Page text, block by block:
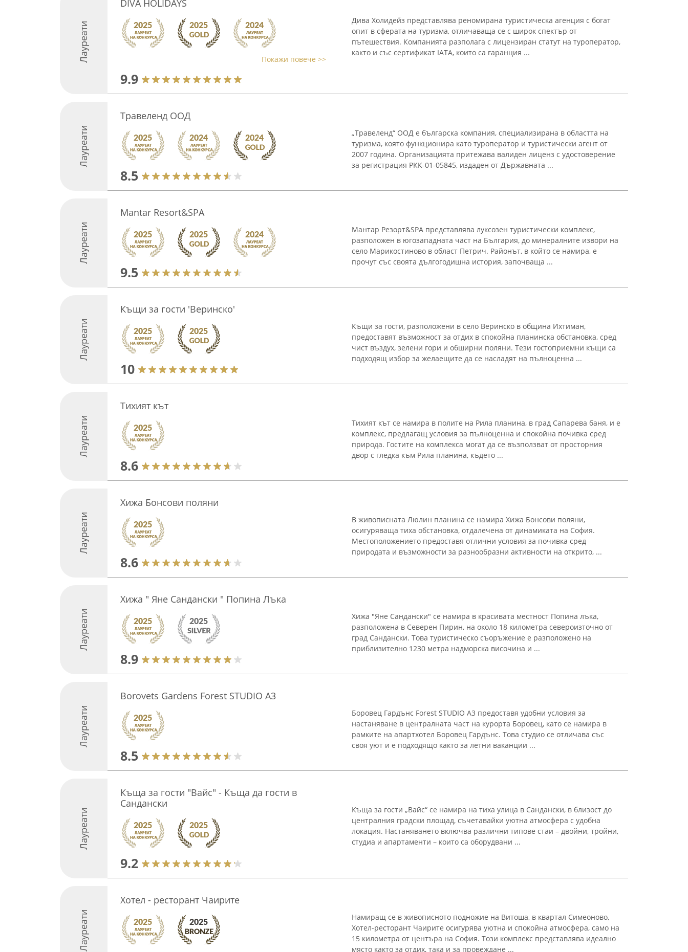
Лауреати
DIVA HOLIDAYS
Покажи повече >>
9.9
Дива Холидейз представлява реномирана туристическа агенция с богат
опит в сферата на туризма, отличаваща се с широк спектър от
пътешествия. Компанията разполага с лицензиран статут на туроператор,
както и със сертификат IATA, които са гаранция ...
Лауреати
Травеленд ООД
8.5
„Травеленд“ ООД е българска компания, специализирана в областта на
туризма, която функционира като туроператор и туристически агент от
2007 година. Организацията притежава валиден лиценз с удостоверение
за регистрация РКК-01-05845, издаден от Държавната ...
Лауреати
Mantar Resort&SPA
9.5
Мантар Резорт&SPA представлява луксозен туристически комплекс,
разположен в югозападната част на България, до минералните извори на
село Марикостиново в област Петрич. Районът, в който се намира, е
прочут със своята дългогодишна история, започваща ...
Лауреати
Къщи за гости 'Веринско'
10
Къщи за гости, разположени в село Веринско в община Ихтиман,
предоставят възможност за отдих в спокойна планинска обстановка, сред
чист въздух, зелени гори и обширни поляни. Тези гостоприемни къщи са
подходящ избор за желаещите да се насладят на пълноценна ...
Лауреати
Тихият кът
8.6
Тихият кът се намира в полите на Рила планина, в град Сапарева баня, и е
комплекс, предлагащ условия за пълноценна и спокойна почивка сред
природа. Гостите на комплекса могат да се възползват от просторния
двор с гледка към Рила планина, където ...
Лауреати
Хижа Бонсови поляни
8.6
В живописната Люлин планина се намира Хижа Бонсови поляни,
осигуряваща тиха обстановка, отдалечена от динамиката на София.
Местоположението предоставя отлични условия за почивка сред
природата и възможности за разнообразни активности на открито, ...
Лауреати
Хижа " Яне Сандански " Попина Лъка
8.9
Хижа "Яне Сандански" се намира в красивата местност Попина лъка,
разположена в Северен Пирин, на около 18 километра североизточно от
град Сандански. Това туристическо съоръжение е разположено на
приблизително 1230 метра надморска височина и ...
Лауреати
Borovets Gardens Forest STUDIO A3
8.5
Боровец Гардънс Forest STUDIO A3 предоставя удобни условия за
настаняване в централната част на курорта Боровец, като се намира в
рамките на апартхотел Боровец Гардънс. Това студио се отличава със
своя уют и е подходящо както за летни ваканции ...
Лауреати
Къща за гости "Вайс" - Къща да гости в
Сандански
9.2
Къща за гости „Вайс“ се намира на тиха улица в Сандански, в близост до
централния градски площад, съчетавайки уютна атмосфера с удобна
локация. Настаняването включва различни типове стаи – двойни, тройни,
студиа и апартаменти – които са оборудвани ...
Лауреати
Хотел - ресторант Чаирите
Намиращ се в живописното подножие на Витоша, в квартал Симеоново,
Хотел-ресторант Чаирите осигурява уютна и спокойна атмосфера, само на
15 километра от центъра на София. Този комплекс представлява идеално
място както за отдих, така и за провеждане ...